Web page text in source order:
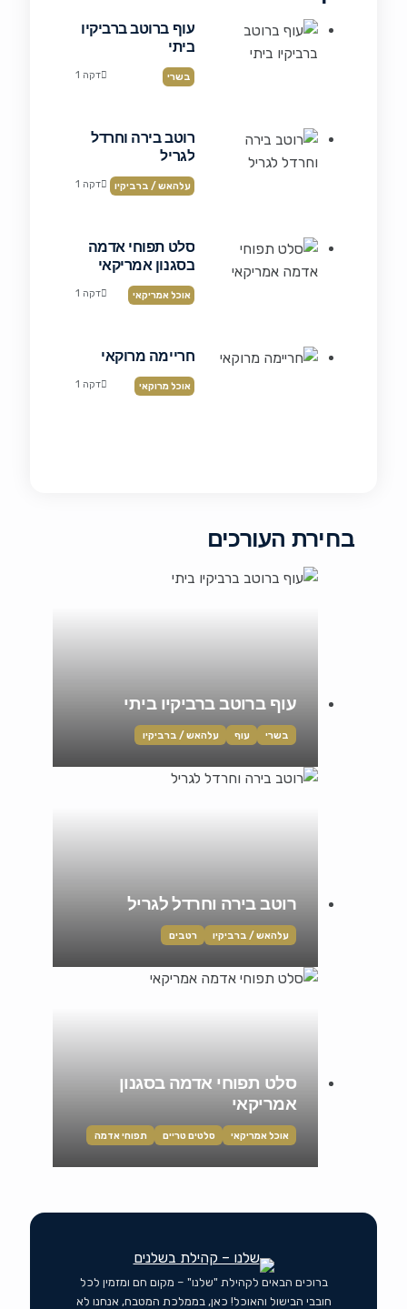
עוף ברוטב ברביקיו
ביתי
בשרי דקה 1
רוטב בירה וחרדל
לגריל
עלהאש / ברביקיו דקה 1
סלט תפוחי אדמה
בסגנון אמריקאי
אוכל אמריקאי דקה 1
חריימה מרוקאי
אוכל מרוקאי דקה 1
בחירת העורכים
עוף ברוטב ברביקיו ביתי
בשרי עוף עלהאש / ברביקיו
רוטב בירה וחרדל לגריל
עלהאש / ברביקיו רטבים
סלט תפוחי אדמה בסגנון
אמריקאי
אוכל אמריקאי סלטים טריים תפוחי אדמה
ברוכים הבאים לקהילת "שלנו" – מקום חם ומזמין לכל
חובבי הבישול והאוכל! כאן, בממלכת המטבח, אנחנו לא